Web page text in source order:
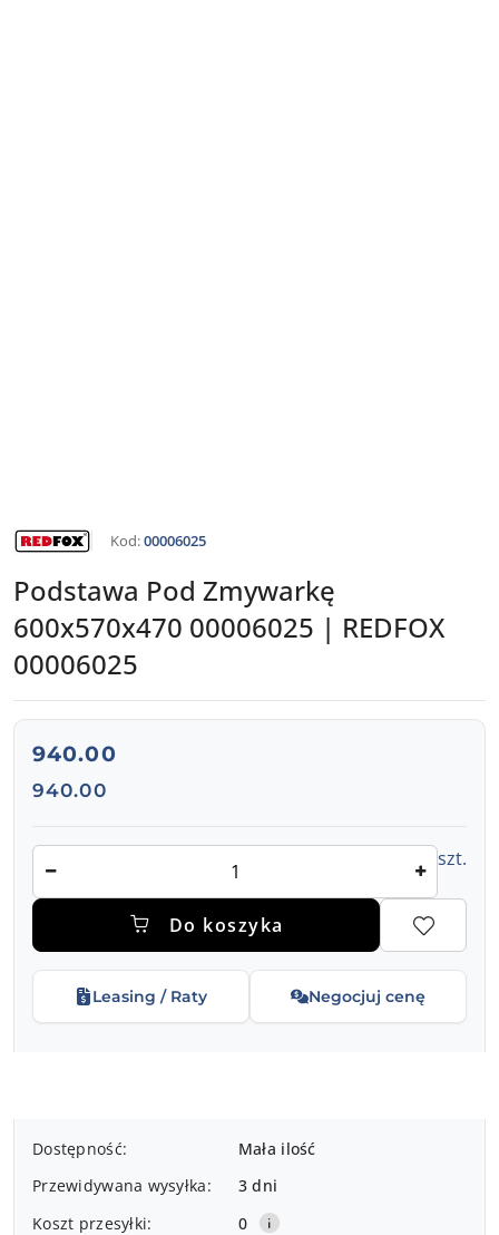
NAZWA
PRODUCENTA:Kod:00006025
Podstawa Pod Zmywarkę
600x570x470 00006025 | REDFOX
00006025
cena:
940.00
Cena:
940.00
szt.
Do koszyka
Leasing / Raty Negocjuj cenę
Dostępność
dostawa
Dostępność:
Mała ilość
Przewidywana wysyłka:
3 dni
Koszt przesyłki:
0